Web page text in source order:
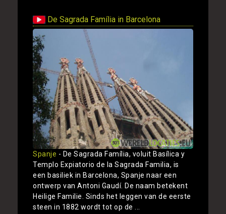
De Sagrada Família in Barcelona
Spanje - De Sagrada Família, voluit Basílica y
Templo Expiatorio de la Sagrada Familia, is
een basiliek in Barcelona, Spanje naar een
ontwerp van Antoni Gaudí. De naam betekent
Heilige Familie. Sinds het leggen van de eerste
steen in 1882 wordt tot op de ...